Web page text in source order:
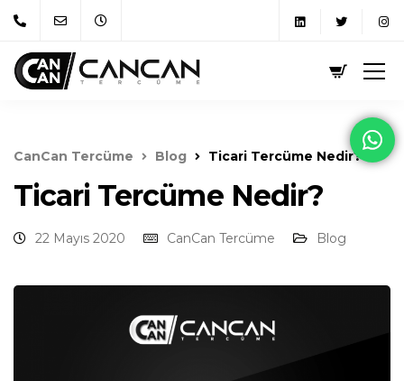
CanCan Tercüme Blog Ticari Tercüme Nedir?
Ticari Tercüme Nedir?
22 Mayıs 2020 CanCan Tercüme Blog